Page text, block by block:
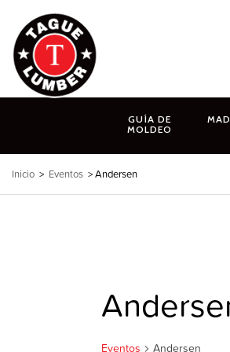
contenido
GUÍA DE
MOLDEO
Inicio > Eventos > Andersen
Eventos Andersen